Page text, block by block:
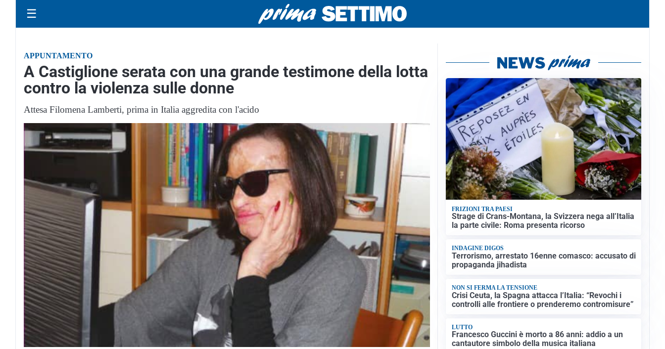
☰
APPUNTAMENTO
A Castiglione serata con una grande testimone della lotta
contro la violenza sulle donne
Attesa Filomena Lamberti, prima in Italia aggredita con l'acido
FRIZIONI TRA PAESI
Strage di Crans-Montana, la Svizzera nega all’Italia
la parte civile: Roma presenta ricorso
INDAGINE DIGOS
Terrorismo, arrestato 16enne comasco: accusato di
propaganda jihadista
NON SI FERMA LA TENSIONE
Crisi Ceuta, la Spagna attacca l’Italia: “Revochi i
controlli alle frontiere o prenderemo contromisure”
LUTTO
Francesco Guccini è morto a 86 anni: addio a un
cantautore simbolo della musica italiana